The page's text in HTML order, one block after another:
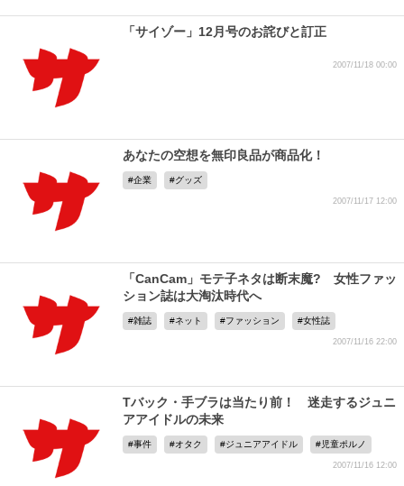
「サイゾー」12月号のお詫びと訂正
2007/11/18 00:00
あなたの空想を無印良品が商品化！
企業 グッズ
2007/11/17 12:00
「CanCam」モテ子ネタは断末魔? 女性ファッ
ション誌は大淘汰時代へ
雑誌 ネット ファッション 女性誌
2007/11/16 22:00
Tバック・手ブラは当たり前！ 迷走するジュニ
アアイドルの未来
事件 オタク ジュニアアイドル 児童ポルノ
2007/11/16 12:00